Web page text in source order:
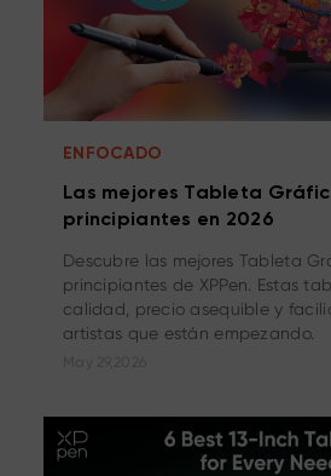
ENFOCADO
Las mejores Tableta
principiantes en 2026
Descubre las mejores Tableta
principiantes de XPPen. Estas
calidad, precio asequible y
artistas que están empezando.